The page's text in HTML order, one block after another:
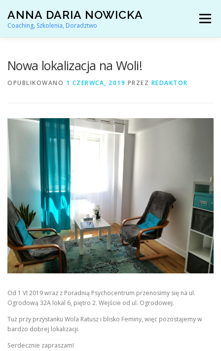
treści
ANNA DARIA NOWICKA
Coaching, Szkolenia, Doradztwo
Menu
ARTYKUŁY I YOUTUBE REFERENCJE
KONTAKT
Nowa lokalizacja na Woli!
OPUBLIKOWANO 1 CZERWCA, 2019 PRZEZ REDAKTOR
Od 1 VI 2019 wraz z Poradnią Psychocentrum przenosimy się na ul.
Ogrodową 32A lokal 6, piętro 2. Wejście od ul. Ogrodowej.
Tuż przy przystanku Wola Ratusz i blisko Feminy, więc pozostajemy w
bardzo dobrej lokalizacji.
Serdecznie zapraszam!